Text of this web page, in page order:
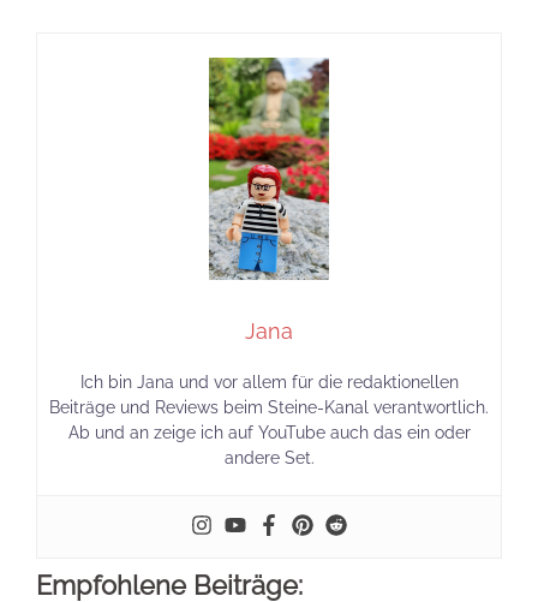
Jana
Ich bin Jana und vor allem für die redaktionellen
Beiträge und Reviews beim Steine-Kanal verantwortlich.
Ab und an zeige ich auf YouTube auch das ein oder
andere Set.
Empfohlene Beiträge: